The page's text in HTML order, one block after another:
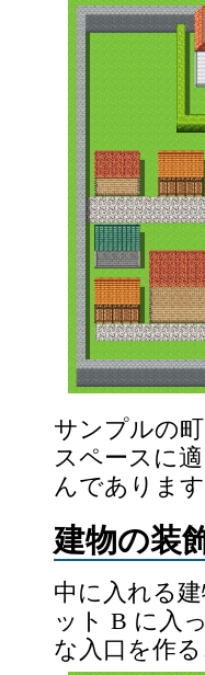
サンプルの
スペースに
んでありま
建物の装
中に入れる
ット B に入
な入口を作